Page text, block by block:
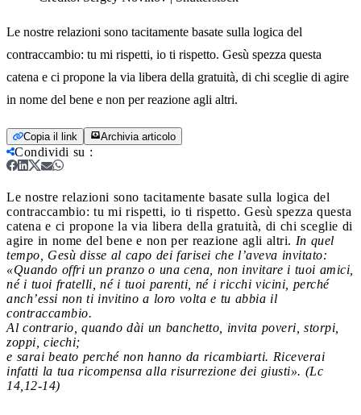
Le nostre relazioni sono tacitamente basate sulla logica del
contraccambio: tu mi rispetti, io ti rispetto. Gesù spezza questa
catena e ci propone la via libera della gratuità, di chi sceglie di agire
in nome del bene e non per reazione agli altri.
Copia il link Archivia articolo
Condividi su :
Le nostre relazioni sono tacitamente basate sulla logica del
contraccambio: tu mi rispetti, io ti rispetto. Gesù spezza questa
catena e ci propone la via libera della gratuità, di chi sceglie di
agire in nome del bene e non per reazione agli altri. In quel
tempo, Gesù disse al capo dei farisei che l’aveva invitato:
«Quando offri un pranzo o una cena, non invitare i tuoi amici,
né i tuoi fratelli, né i tuoi parenti, né i ricchi vicini, perché
anch’essi non ti invitino a loro volta e tu abbia il
contraccambio.
Al contrario, quando dài un banchetto, invita poveri, storpi,
zoppi, ciechi;
e sarai beato perché non hanno da ricambiarti. Riceverai
infatti la tua ricompensa alla risurrezione dei giusti». (Lc
14,12-14)